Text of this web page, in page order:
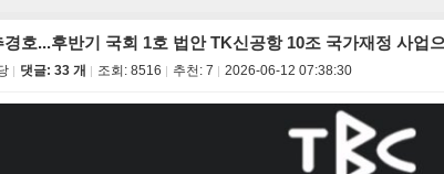
경호...후반기 국회 1호 법안 TK신공항 10조 국가재정 사업
댓글: 33 개 조회: 8516 추천: 7 2026-06-12 07:38:30